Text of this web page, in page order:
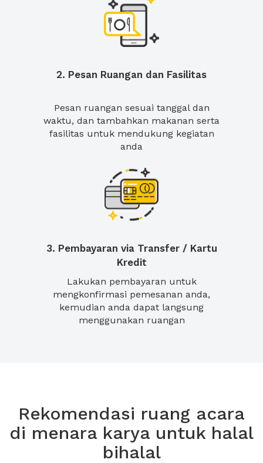
2. Pesan Ruangan dan Fasilitas
Pesan ruangan sesuai tanggal dan
waktu, dan tambahkan makanan serta
fasilitas untuk mendukung kegiatan
anda
3. Pembayaran via Transfer / Kartu
Kredit
Lakukan pembayaran untuk
mengkonfirmasi pemesanan anda,
kemudian anda dapat langsung
menggunakan ruangan
Rekomendasi ruang acara
di menara karya untuk halal
bihalal